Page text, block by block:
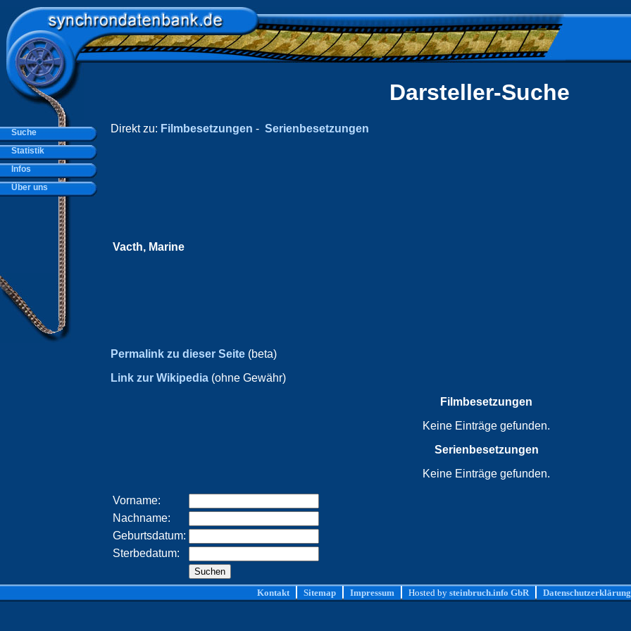
Darsteller-Suche
Direkt zu: Filmbesetzungen - Serienbesetzungen
Vacth, Marine
Permalink zu dieser Seite (beta)
Link zur Wikipedia (ohne Gewähr)
Filmbesetzungen
Keine Einträge gefunden.
Serienbesetzungen
Keine Einträge gefunden.
Vorname:
Nachname:
Geburtsdatum:
Sterbedatum:
Kontakt Sitemap Impressum Hosted by steinbruch.info GbR Datenschutzerklärung
Suche
Statistik
Infos
Über uns